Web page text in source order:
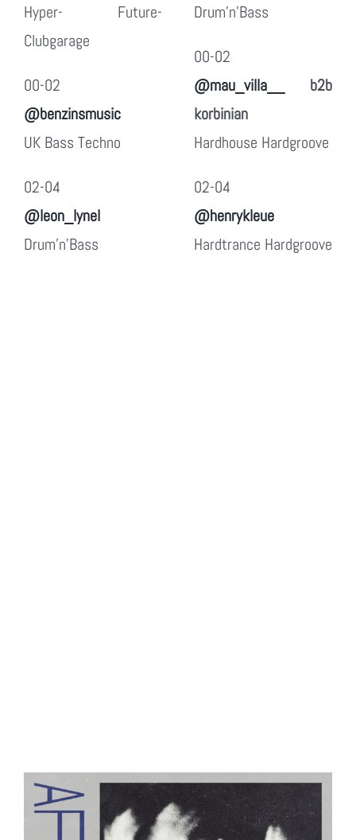
Hyper- Future-
Clubgarage
00-02
@benzinsmusic
UK Bass Techno
02-04
@leon_lynel
Drum’n’Bass
Drum’n’Bass
00-02
@mau_villa__
b2b
korbinian
Hardhouse Hardgroove
02-04
@henrykleue
Hardtrance Hardgroove